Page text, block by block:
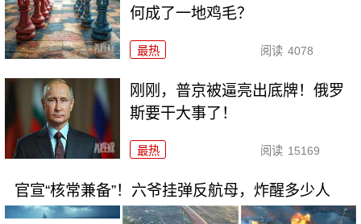
何成了一地鸡毛？
最热 阅读 4078
刚刚，普京被逼亮出底牌！俄罗
斯要干大事了！
最热 阅读 15169
官宣“核常兼备”！六爷挂弹反航母，炸醒多少人